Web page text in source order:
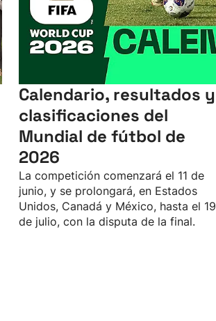
Calendario, resultados y
clasificaciones del
Mundial de fútbol de
2026
La competición comenzará el 11 de
junio, y se prolongará, en Estados
Unidos, Canadá y México, hasta el 19
de julio, con la disputa de la final.